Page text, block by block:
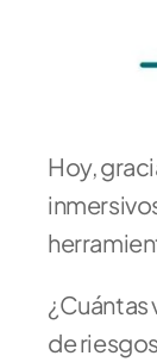
Hoy,
¿Cuántas
de